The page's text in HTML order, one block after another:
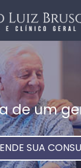
de um
SUA